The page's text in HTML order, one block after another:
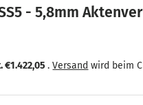
SS5 - 5,8mm
Preis
€1.422,05.Versand wird beim